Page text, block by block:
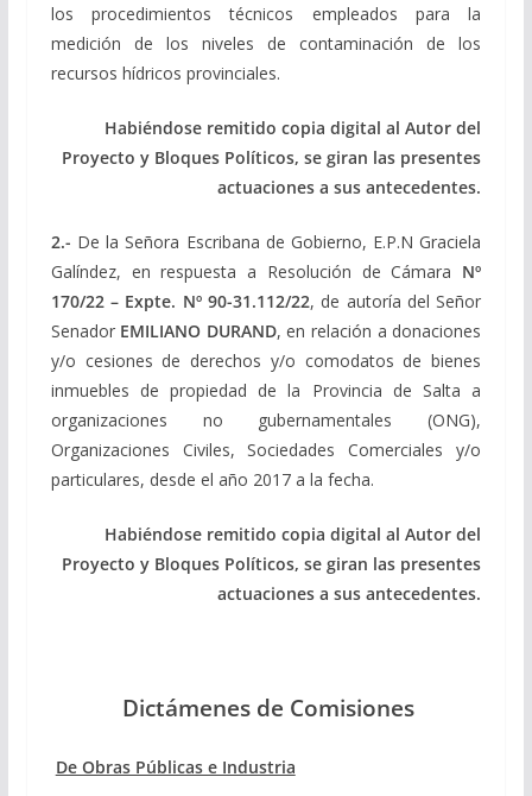
los procedimientos técnicos empleados para la
medición de los niveles de contaminación de los
recursos hídricos provinciales.
Habiéndose remitido copia digital al Autor del
Proyecto y Bloques Políticos, se giran las presentes
actuaciones a sus antecedentes.
2.- De la Señora Escribana de Gobierno, E.P.N Graciela
Galíndez, en respuesta a Resolución de Cámara Nº
170/22 – Expte. Nº 90-31.112/22, de autoría del Señor
Senador EMILIANO DURAND, en relación a donaciones
y/o cesiones de derechos y/o comodatos de bienes
inmuebles de propiedad de la Provincia de Salta a
organizaciones no gubernamentales (ONG),
Organizaciones Civiles, Sociedades Comerciales y/o
particulares, desde el año 2017 a la fecha.
Habiéndose remitido copia digital al Autor del
Proyecto y Bloques Políticos, se giran las presentes
actuaciones a sus antecedentes.
Dictámenes de Comisiones
De Obras Públicas e Industria